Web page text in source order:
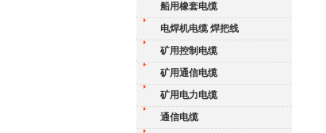
船用橡套电缆
电焊机电缆 焊把线
矿用控制电缆
矿用通信电缆
矿用电力电缆
通信电缆